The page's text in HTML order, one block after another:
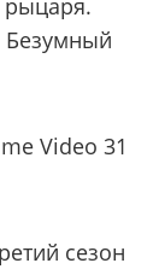
Безумный
Video 31
сезон